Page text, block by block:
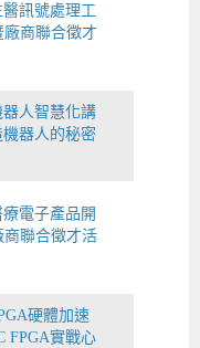
醫訊號處理工
商聯合徵才
器人智慧化講
機器人的秘密
療電子產品開
聯合徵才活
硬體加速
FPGA實戰心